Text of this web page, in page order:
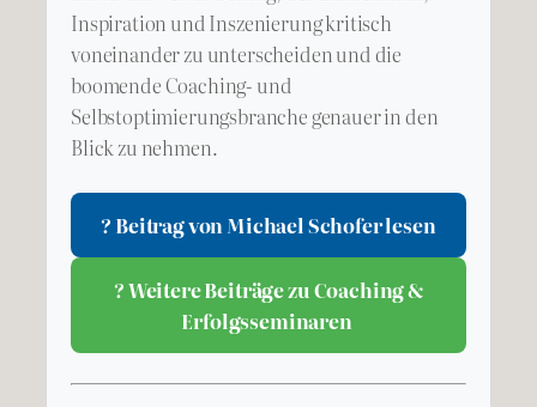
Inspiration und Inszenierung kritisch
voneinander zu unterscheiden und die
boomende Coaching- und
Selbstoptimierungsbranche genauer in den
Blick zu nehmen.
? Beitrag von Michael Schofer lesen
? Weitere Beiträge zu Coaching &
Erfolgsseminaren